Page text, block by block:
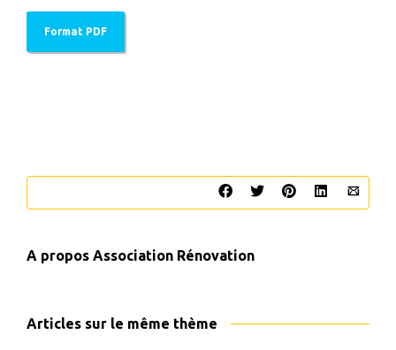
Format PDF
A propos Association Rénovation
Articles sur le même thème